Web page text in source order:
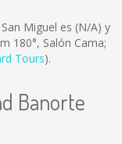
Miguel es (N/A) y
180°, Salón Cama;
Tours).
Banorte